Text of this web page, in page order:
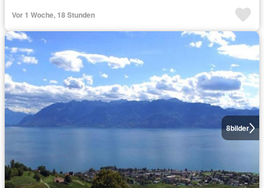
Vor 1 Woche, 18 Stunden
8bilder